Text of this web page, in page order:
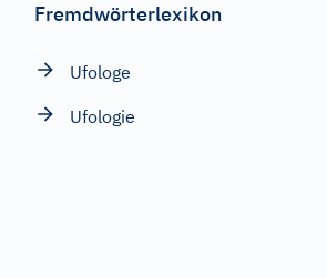
Fremdwörterlexikon
Ufologe
Ufologie